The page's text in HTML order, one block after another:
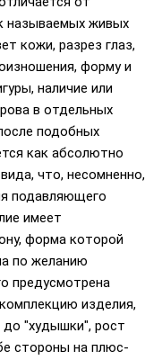
называемых живых
кожи, разрез глаз,
форму и
наличие или
в отдельных
подобных
как абсолютно
что, несомненно,
подавляющего
имеет
форма которой
по желанию
предусмотрена
изделия,
"худышки", рост
стороны на плюс-